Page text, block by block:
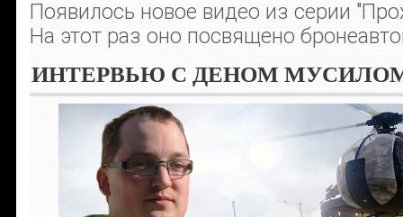
Появилось новое видео из серии
На этот раз оно посвящено
ИНТЕРВЬЮ С ДЕНОМ